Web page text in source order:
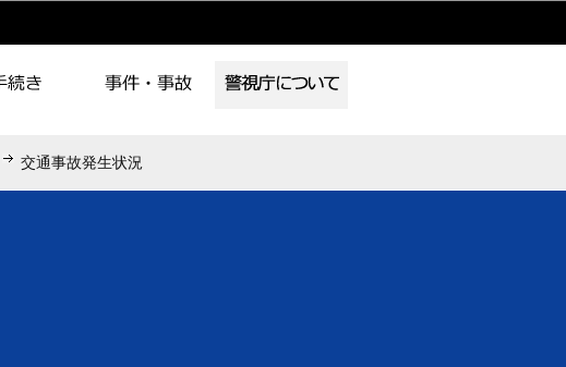
交通事故発生状況